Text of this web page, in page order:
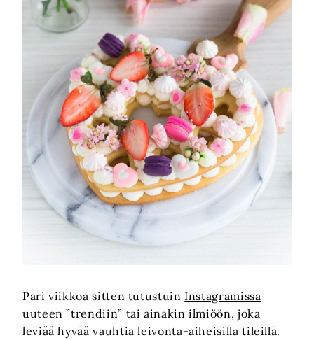
Pari viikkoa sitten tutustuin Instagramissa
uuteen ”trendiin” tai ainakin ilmiöön, joka
leviää hyvää vauhtia leivonta-aiheisilla tileillä.